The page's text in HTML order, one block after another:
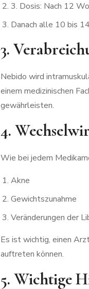
3. Dosis: Nach 12
Danach alle 10 bis
3.
Nebido wird
einem medizinischen
gewährleisten.
4.
Wie bei jedem
Akne
Gewichtszunahme
Veränderungen der
Es ist wichtig, einen
auftreten können.
5. Wichtige